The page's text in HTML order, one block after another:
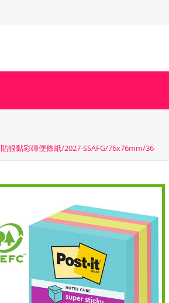
狠黏彩磚便條紙/2027-SSAFG/76x76mm/36